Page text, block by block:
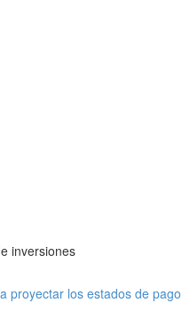
inversiones
proyectar los estados de